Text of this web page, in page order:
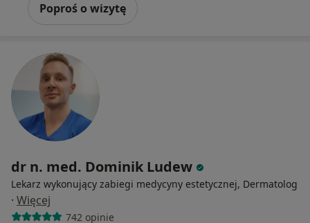
Poproś o wizytę
dr n. med. Dominik Ludew
Lekarz wykonujący zabiegi medycyny estetycznej, Dermatolog
· Więcej
742 opinie